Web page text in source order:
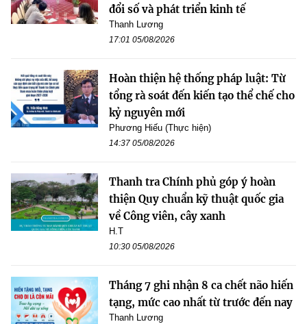
đổi số và phát triển kinh tế
Thanh Lương
17:01 05/08/2026
Hoàn thiện hệ thống pháp luật: Từ
tổng rà soát đến kiến tạo thể chế cho
kỷ nguyên mới
Phương Hiếu (Thực hiện)
14:37 05/08/2026
Thanh tra Chính phủ góp ý hoàn
thiện Quy chuẩn kỹ thuật quốc gia
về Công viên, cây xanh
H.T
10:30 05/08/2026
Tháng 7 ghi nhận 8 ca chết não hiến
tạng, mức cao nhất từ trước đến nay
Thanh Lương